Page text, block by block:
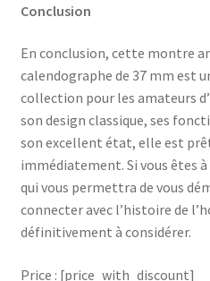
Conclusion
En conclusion, cette montre
calendographe de 37 mm est
collection pour les amateurs
son design classique, ses
son excellent état, elle est
immédiatement. Si vous êtes
qui vous permettra de vous
connecter avec l’histoire de
définitivement à considérer.
Price : [price_with_discount]